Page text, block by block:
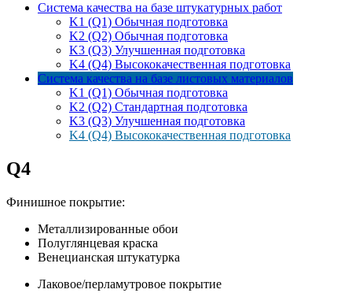
Система качества на базе штукатурных работ
K1 (Q1) Обычная подготовка
K2 (Q2) Обычная подготовка
K3 (Q3) Улучшенная подготовка
K4 (Q4) Высококачественная подготовка
Система качества на базе листовых материалов
K1 (Q1) Обычная подготовка
K2 (Q2) Стандартная подготовка
K3 (Q3) Улучшенная подготовка
K4 (Q4) Высококачественная подготовка
Q4
Финишное покрытие:
Металлизированные обои
Полуглянцевая краска
Венецианская штукатурка
Лаковое/перламутровое покрытие